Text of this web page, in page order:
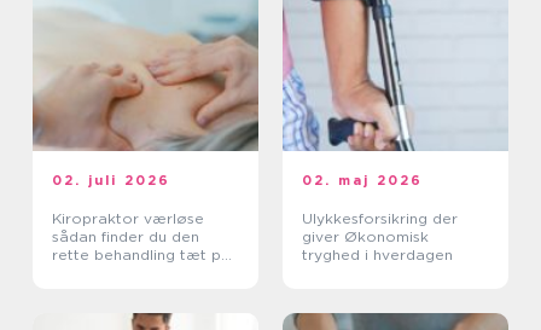
02. juli 2026
Kiropraktor værløse
sådan finder du den
rette behandling tæt på
02. maj 2026
Ulykkesforsikring der
giver Økonomisk
tryghed i hverdagen